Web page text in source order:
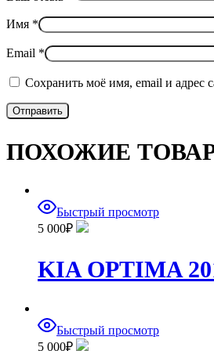
Имя *
Email *
Сохранить моё имя, email и адрес
ПОХОЖИЕ
Быстрый просмотр
5 000₽
KIA OPTIMA
Быстрый просмотр
5 000₽